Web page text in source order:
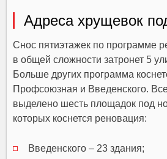
Адреса хрущевок
Снос пятиэтажек по программе
в общей сложности затронет 5
Больше других программа
Профсоюзная и Введенского.
выделено шесть площадок под
которых коснется реновация:
Введенского – 23 здания;